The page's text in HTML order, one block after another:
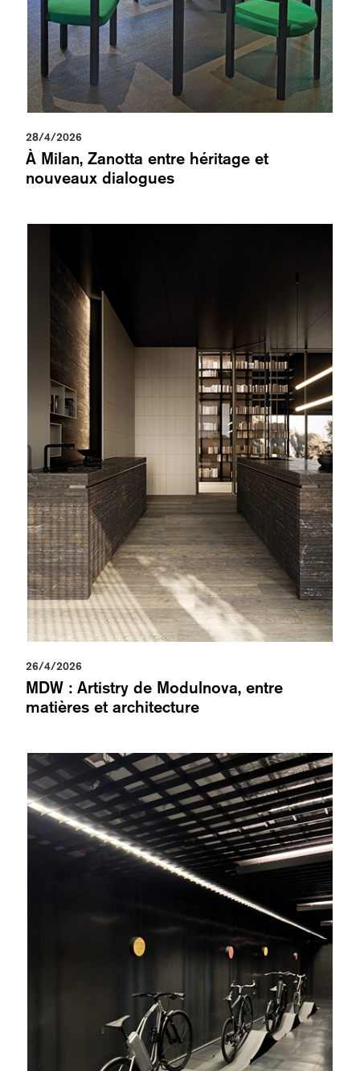
28/4/2026
À Milan, Zanotta entre héritage et
nouveaux dialogues
26/4/2026
MDW : Artistry de Modulnova, entre
matières et architecture